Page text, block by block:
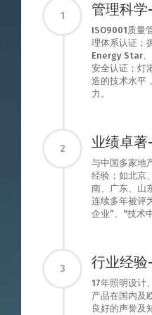
1 管理科
ISO9001质量
理体系认证；
Energy Star、
安全认证；灯
造的技术水平
力。
2 业绩卓
与中国多家地
经验；如北京
南、广东、山
连续多年被评
企业”、“技术
3 行业经
17年照明设计
产品在国内及
良好的声誉及